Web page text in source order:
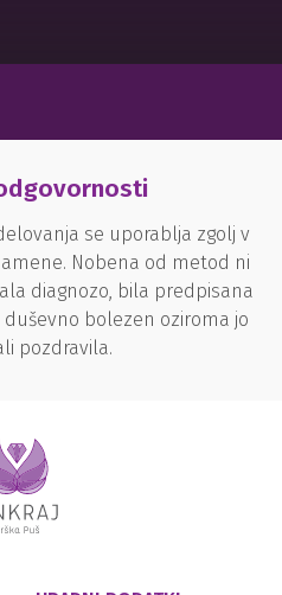
se uporablja zgolj v
Nobena od metod ni
diagnozo, bila predpisana
bolezen oziroma jo
pozdravila.